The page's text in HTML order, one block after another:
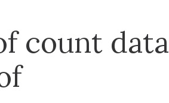
count data